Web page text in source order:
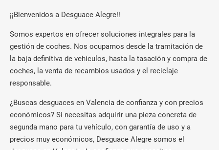
¡¡Bienvenidos a Desguace Alegre!!
Somos expertos en ofrecer soluciones integrales para la
gestión de coches. Nos ocupamos desde la tramitación de
la baja definitiva de vehículos, hasta la tasación y compra de
coches, la venta de recambios usados y el reciclaje
responsable.
¿Buscas desguaces en Valencia de confianza y con precios
económicos? Si necesitas adquirir una pieza concreta de
segunda mano para tu vehículo, con garantía de uso y a
precios muy económicos, Desguace Alegre somos el